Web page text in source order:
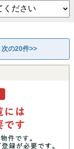
次の20件>>